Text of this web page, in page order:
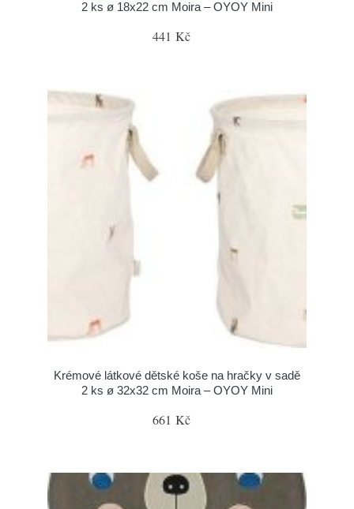
2 ks ø 18x22 cm Moira – OYOY Mini
441 Kč
Krémové látkové dětské koše na hračky v sadě
2 ks ø 32x32 cm Moira – OYOY Mini
661 Kč